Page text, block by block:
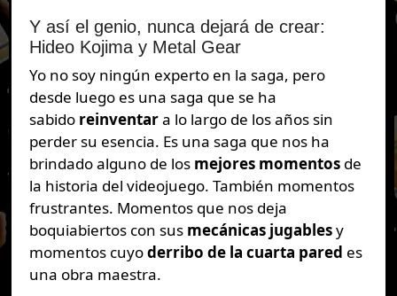
Y así el genio, nunca dejará de crear:
Hideo Kojima y Metal Gear
Yo no soy ningún experto en la saga, pero
desde luego es una saga que se ha
sabido reinventara lo largo de los años sin
perder su esencia. Es una saga que nos ha
brindado alguno de los mejores momentosde
la historia del videojuego. También momentos
frustrantes. Momentos que nos deja
boquiabiertos con sus mecánicas jugablesy
momentos cuyoderribo de la cuarta pared es
una obra maestra.